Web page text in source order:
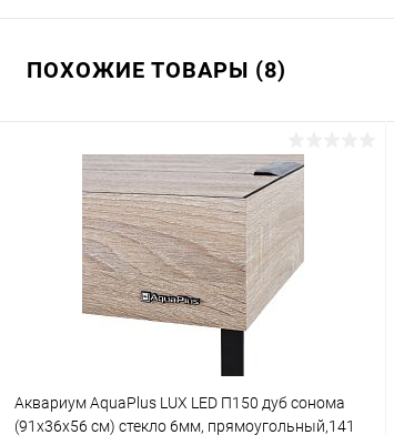
ПОХОЖИЕ ТОВАРЫ (8)
Аквариум AquaPlus LUX LED П150 дуб сонома
(91х36х56 см) стекло 6мм, прямоугольный,141